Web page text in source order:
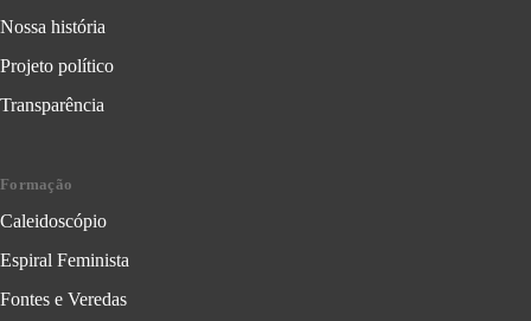
Nossa história
Projeto político
Transparência
Formação
Caleidoscópio
Espiral Feminista
Fontes e Veredas